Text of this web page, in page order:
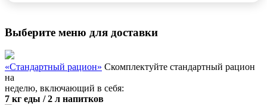
Выберите меню для доставки
«Стандартный рацион» Cкомплектуйте стандартный рацион
на
неделю, включающий в себя:
7 кг еды / 2 л напитков